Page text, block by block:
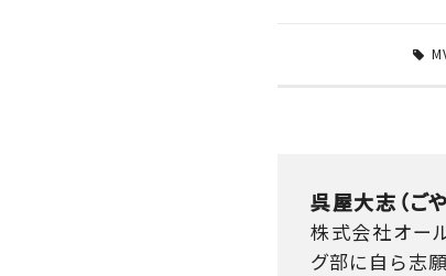
呉屋大志（ご
株式会社オー
グ部に自ら志